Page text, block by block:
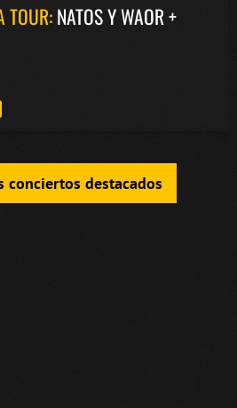
TOUR:NATOS Y WAOR +
conciertos destacados